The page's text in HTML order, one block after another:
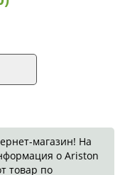
магазин! На
о Ariston
товар по